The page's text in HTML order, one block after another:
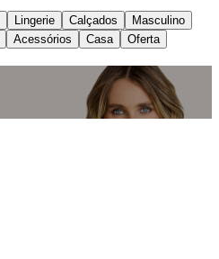
Lingerie Calçados
Masculino
Acessórios Casa Oferta